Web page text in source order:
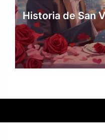
Historia de San